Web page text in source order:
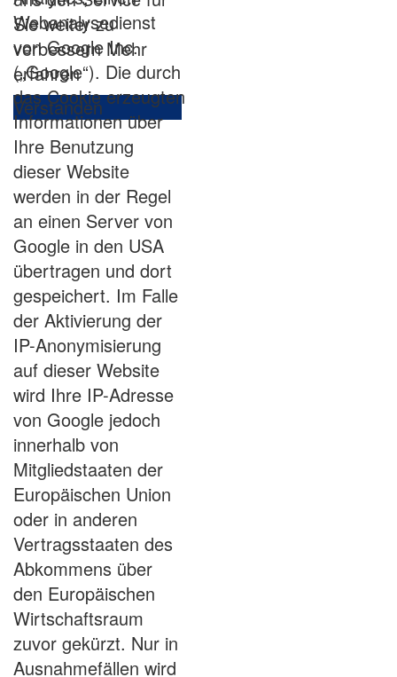
Sie weiter zu
verbessernMehr
erfahren
Verstanden
Webanalysedienst
von Google Inc.
(„Google“). Die durch
das Cookie erzeugten
Informationen über
Ihre Benutzung
dieser Website
werden in der Regel
an einen Server von
Google in den USA
übertragen und dort
gespeichert. Im Falle
der Aktivierung der
IP-Anonymisierung
auf dieser Website
wird Ihre IP-Adresse
von Google jedoch
innerhalb von
Mitgliedstaaten der
Europäischen Union
oder in anderen
Vertragsstaaten des
Abkommens über
den Europäischen
Wirtschaftsraum
zuvor gekürzt. Nur in
Ausnahmefällen wird